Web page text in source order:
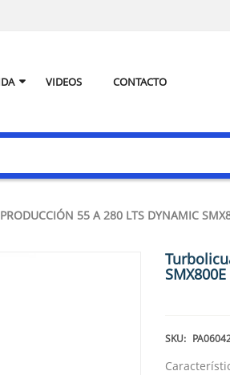
VIDEOS CONTACTO
55 A 280 LTS DYNAMIC
SMX800E
SKU: